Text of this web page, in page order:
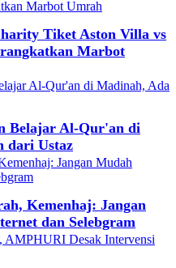
Tiket Aston Villa vs
Marbot
Belajar Al-Qur'an di
dari Ustaz
Kemenhaj: Jangan
dan Selebgram